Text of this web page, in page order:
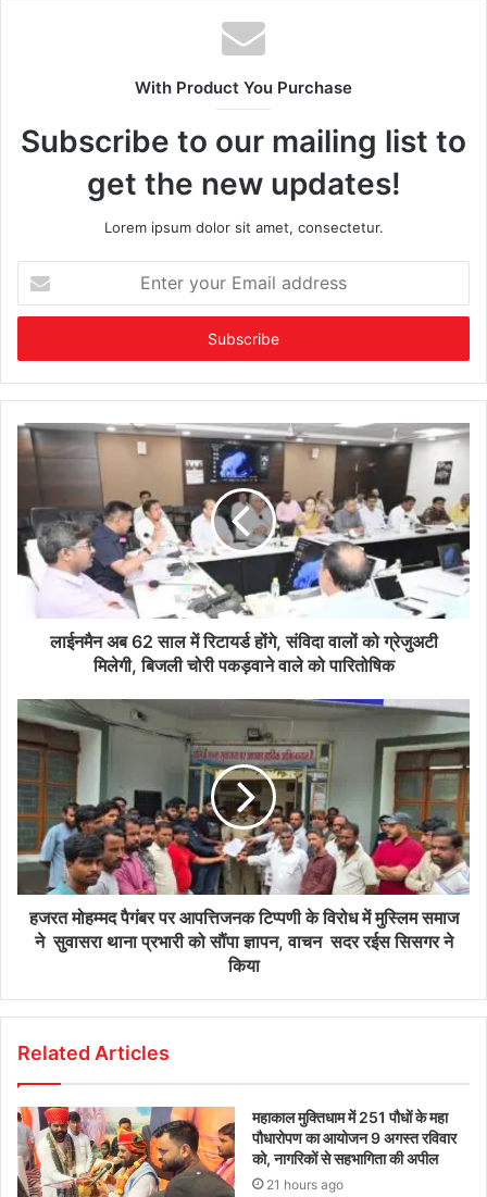
With Product You Purchase
Subscribe to our mailing list to
get the new updates!
Lorem ipsum dolor sit amet, consectetur.
your
Email
लाईनमैन अब 62 साल में रिटायर्ड होंगे, संविदा वालों को ग्रेजुअटी
मिलेगी, बिजली चोरी पकड़वाने वाले को पारितोषिक
हजरत मोहम्मद पैगंबर पर आपत्तिजनक टिप्पणी के विरोध में मुस्लिम समाज
ने सुवासरा थाना प्रभारी को सौंपा‌ ज्ञापन, वाचन सदर रईस सिसगर ने
किया
Related Articles
महाकाल मुक्तिधाम में 251 पौधों के महा
पौधारोपण का आयोजन 9 अगस्त रविवार
को, नागरिकों से सहभागिता की अपील
21 hours ago